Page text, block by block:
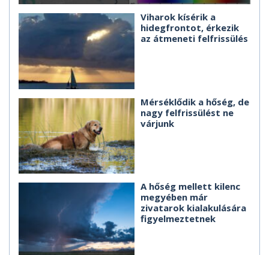
Viharok kísérik a
hidegfrontot, érkezik
az átmeneti felfrissülés
Mérséklődik a hőség, de
nagy felfrissülést ne
várjunk
A hőség mellett kilenc
megyében már
zivatarok kialakulására
figyelmeztetnek